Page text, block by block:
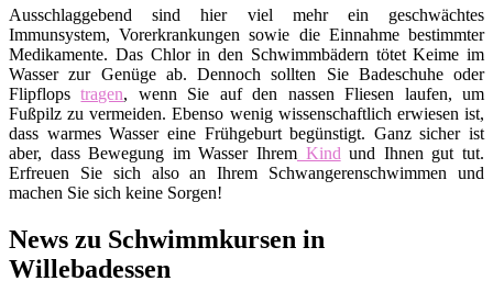
Ausschlaggebend sind hier viel mehr ein geschwächtes
Immunsystem, Vorerkrankungen sowie die Einnahme bestimmter
Medikamente. Das Chlor in den Schwimmbädern tötet Keime im
Wasser zur Genüge ab. Dennoch sollten Sie Badeschuhe oder
Flipflopstragen, wenn Sie auf den nassen Fliesen laufen, um
Fußpilz zu vermeiden. Ebenso wenig wissenschaftlich erwiesen ist,
dass warmes Wasser eine Frühgeburt begünstigt. Ganz sicher ist
aber, dass Bewegung im Wasser Ihrem Kind und Ihnen gut tut.
Erfreuen Sie sich also an Ihrem Schwangerenschwimmen und
machen Sie sich keine Sorgen!
News zu Schwimmkursen in
Willebadessen